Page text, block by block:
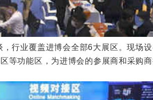
行业覆盖进博会全部6大展区。现场
等功能区，为进博会的参展商和采购